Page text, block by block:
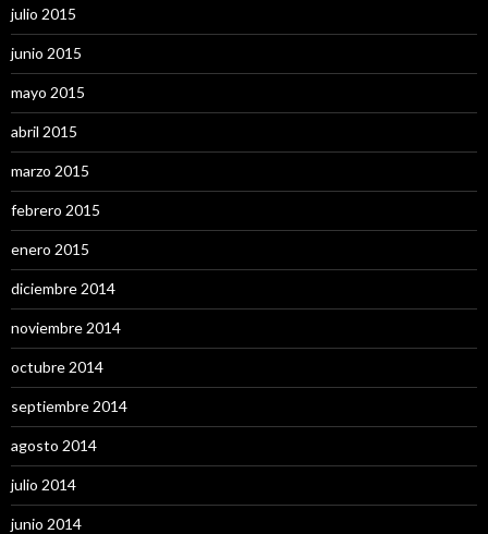
julio 2015
junio 2015
mayo 2015
abril 2015
marzo 2015
febrero 2015
enero 2015
diciembre 2014
noviembre 2014
octubre 2014
septiembre 2014
agosto 2014
julio 2014
junio 2014